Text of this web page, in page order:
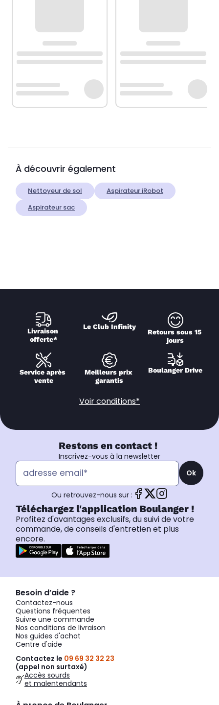
À découvrir également
Nettoyeur de sol
Aspirateur iRobot
Aspirateur sac
Livraison
offerte*
Le Club Infinity
Retours sous 15
jours
Service après
vente
Meilleurs prix
garantis
Boulanger Drive
Voir conditions*
Restons en contact !
Inscrivez-vous à la newsletter
Ok
Ou retrouvez-nous sur :
Téléchargez l'application Boulanger !
Profitez d'avantages exclusifs, du suivi de votre
commande, de conseils d'entretien et plus
encore.
Besoin d’aide ?
Contactez-nous
Questions fréquentes
Suivre une commande
Nos conditions de livraison
Nos guides d'achat
Centre d'aide
Contactez le 09 69 32 32 23
(appel non surtaxé)
Accès sourds
et malentendants